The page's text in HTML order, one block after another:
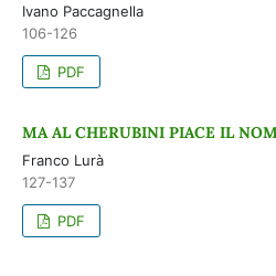
Ivano Paccagnella
106-126
PDF
MA AL CHERUBINI PIACE IL
Franco Lurà
127-137
PDF